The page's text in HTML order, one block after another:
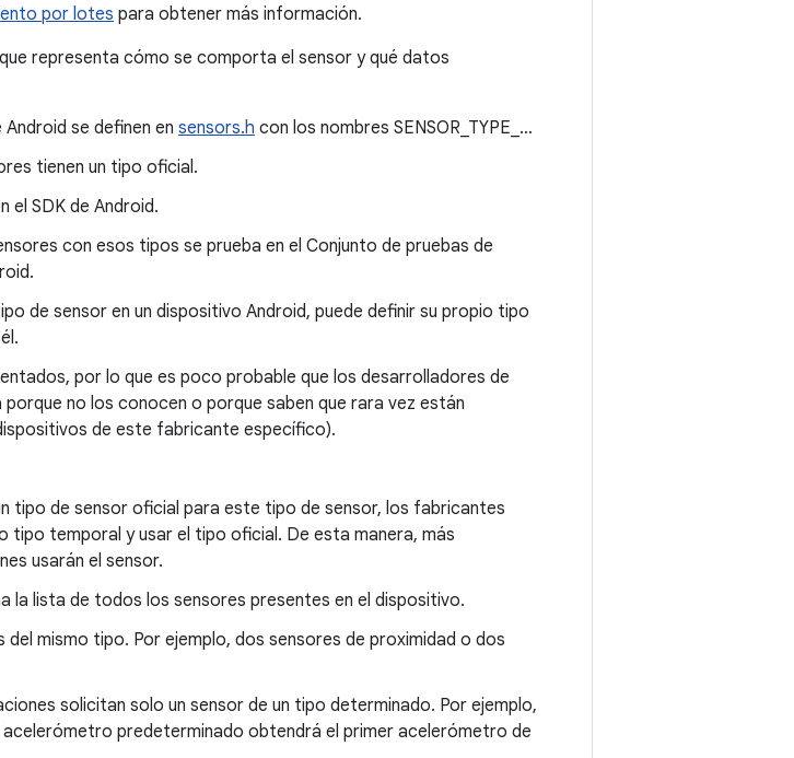
por lotes para obtener más información.
representa cómo se comporta el sensor y qué datos
se definen en sensors.h con los nombres SENSOR_TYPE_…
tienen un tipo oficial.
el SDK de Android.
con esos tipos se prueba en el Conjunto de pruebas de
de sensor en un dispositivo Android, puede definir su propio tipo
por lo que es poco probable que los desarrolladores de
porque no los conocen o porque saben que rara vez están
de este fabricante específico).
tipo de sensor oficial para este tipo de sensor, los fabricantes
tipo temporal y usar el tipo oficial. De esta manera, más
usarán el sensor.
la lista de todos los sensores presentes en el dispositivo.
del mismo tipo. Por ejemplo, dos sensores de proximidad o dos
solicitan solo un sensor de un tipo determinado. Por ejemplo,
acelerómetro predeterminado obtendrá el primer acelerómetro de